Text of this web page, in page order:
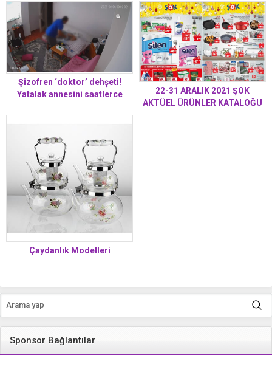
Şizofren ‘doktor’ dehşeti!
Yatalak annesini saatlerce
22-31 ARALIK 2021 ŞOK
AKTÜEL ÜRÜNLER KATALOĞU
Çaydanlık Modelleri
Sponsor Bağlantılar